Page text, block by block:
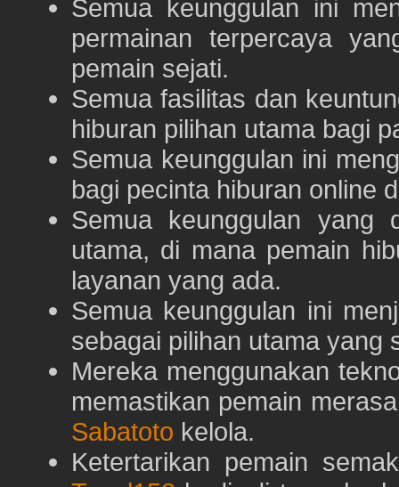
Semua keunggulan ini
permainan terpercaya
pemain sejati.
Semua fasilitas dan
hiburan pilihan utama bagi
Semua keunggulan ini
bagi pecinta hiburan online
Semua keunggulan yang
utama, di mana pemain
layanan yang ada.
Semua keunggulan ini
sebagai pilihan utama yang
Mereka menggunakan
memastikan pemain
Sabatoto kelola.
Ketertarikan pemain